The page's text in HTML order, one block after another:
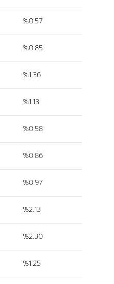
%0.57
%0.85
%1.36
%1.13
%0.58
%0.86
%0.97
%2.13
%2.30
%1.25